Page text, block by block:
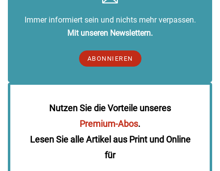
Immer informiert sein und nichts mehr verpassen.
Mit unseren Newslettern.
ABONNIEREN
Nutzen Sie die Vorteile unseres
Premium-Abos.
Lesen Sie alle Artikel aus Print und Online
für